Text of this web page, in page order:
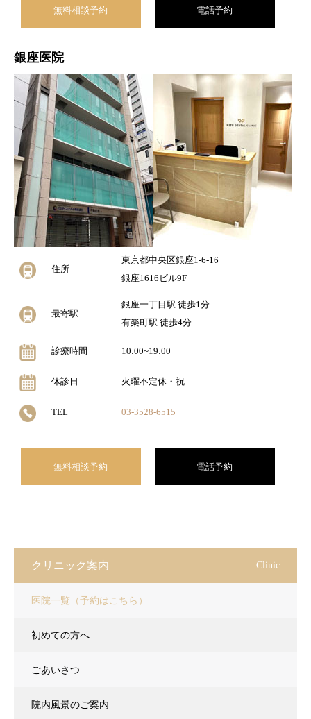
無料相談予約 電話予約
銀座医院
住所
東京都中央区銀座1-6-16
銀座1616ビル9F
最寄駅
銀座一丁目駅 徒歩1分
有楽町駅 徒歩4分
診療時間 10:00~19:00
休診日 火曜不定休・祝
TEL 03-3528-6515
無料相談予約 電話予約
クリニック案内 Clinic
医院一覧（予約はこちら）
初めての方へ
ごあいさつ
院内風景のご案内